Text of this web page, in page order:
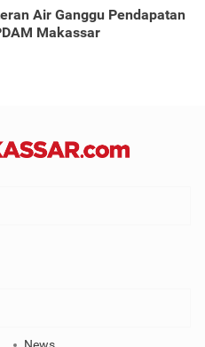
Air Ganggu Pendapatan
Makassar
News